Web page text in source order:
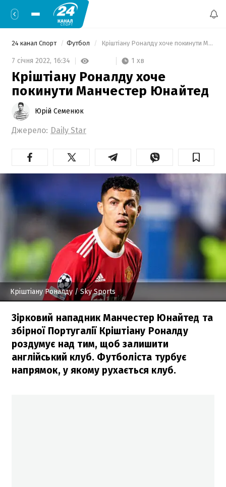
24 канал Спорт Футбол Кріштіану Роналду хоче покинути Манчестер Юнайтед
7 січня 2022, 16:34 1 хв
Кріштіану Роналду хоче
покинути Манчестер Юнайтед
Юрій Семенюк
Джерело: Daily Star
Кріштіану Роналду/ Sky Sports
Зірковий нападник Манчестер Юнайтед та
збірної Португалії Кріштіану Роналду
роздумує над тим, щоб залишити
англійський клуб. Футболіста турбує
напрямок, у якому рухається клуб.